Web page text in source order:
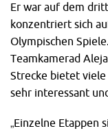
Er war auf dem
konzentriert sich
Olympischen
Teamkamerad
Strecke bietet
sehr interessant
„Einzelne Etappen